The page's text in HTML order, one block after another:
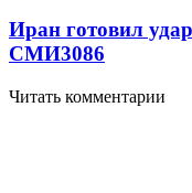
Иран готовил
СМИ3086
Читать комментарии